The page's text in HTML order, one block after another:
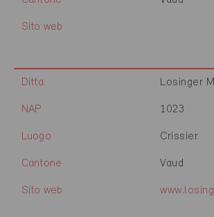
Sito web
Ditta Losinger
NAP 1023
Luogo Crissier
Cantone Vaud
Sito web